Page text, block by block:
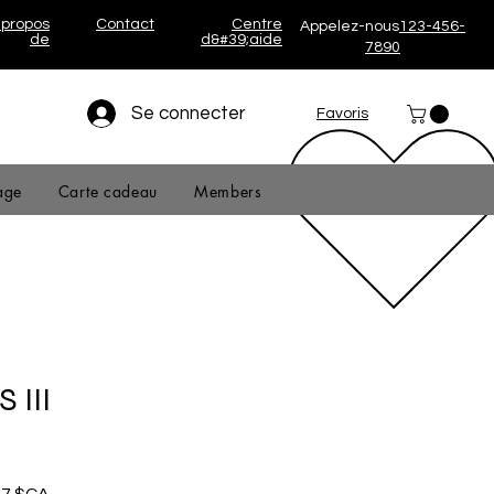
propos
de
Contact
Centre
d&#39;aide
Appelez-nous123-456-
7890
Se connecter Favoris
Carte cadeau Members
III